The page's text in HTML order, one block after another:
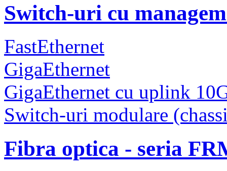
Switch-uri cu
FastEthernet
GigaEthernet
GigaEthernet cu uplink
Switch-uri modulare
Fibra optica - seria